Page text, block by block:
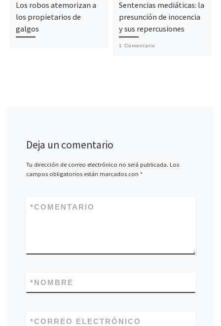
Los robos atemorizan a
los propietarios de
galgos
Sentencias mediáticas: la
presunción de inocencia
y sus repercusiones
1 Comentario
Deja un comentario
Tu dirección de correo electrónico no será publicada. Los
campos obligatorios están marcados con *
COMENTARIO
*
NOMBRE
*
CORREO ELECTRÓNICO
*